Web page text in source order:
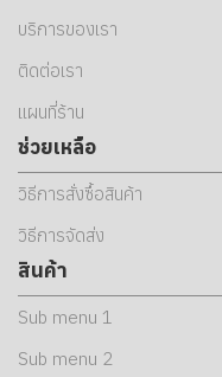
บริการของเรา
ติดต่อเรา
แผนที่ร้าน
ช่วยเหลือ
วิธีการสั่งซื้อสินค้า
วิธีการจัดส่ง
สินค้า
Sub menu 1
Sub menu 2